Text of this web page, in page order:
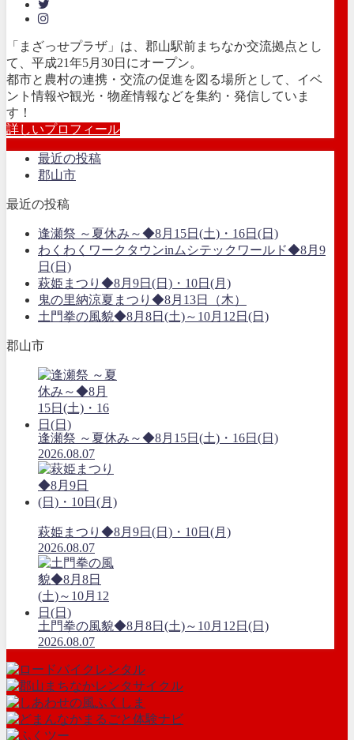
「まざっせプラザ」は、郡山駅前まちなか交流拠点とし
て、平成21年5月30日にオープン。
都市と農村の連携・交流の促進を図る場所として、イベ
ント情報や観光・物産情報などを集約・発信していま
す！
詳しいプロフィール
最近の投稿
郡山市
最近の投稿
逢瀬祭 ～夏休み～◆8月15日(土)・16日(日)
わくわくワークタウンinムシテックワールド◆8月9
日(日)
萩姫まつり◆8月9日(日)・10日(月)
鬼の里納涼夏まつり◆8月13日（木）
土門拳の風貌◆8月8日(土)～10月12日(日)
郡山市
逢瀬祭 ～夏休み～◆8月15日(土)・16日(日)
2026.08.07
萩姫まつり◆8月9日(日)・10日(月)
2026.08.07
土門拳の風貌◆8月8日(土)～10月12日(日)
2026.08.07